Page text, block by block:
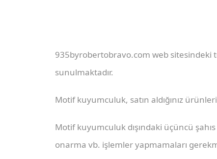
935byrobertobravo.com web sitesindeki
sunulmaktadır.
Motif kuyumculuk, satın aldığınız
Motif kuyumculuk dışındaki üçüncü
onarma vb. işlemler yapmamaları